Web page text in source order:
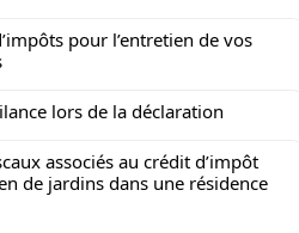
pour l’entretien de vos
lors de la déclaration
associés au crédit d’impôt
de jardins dans une résidence